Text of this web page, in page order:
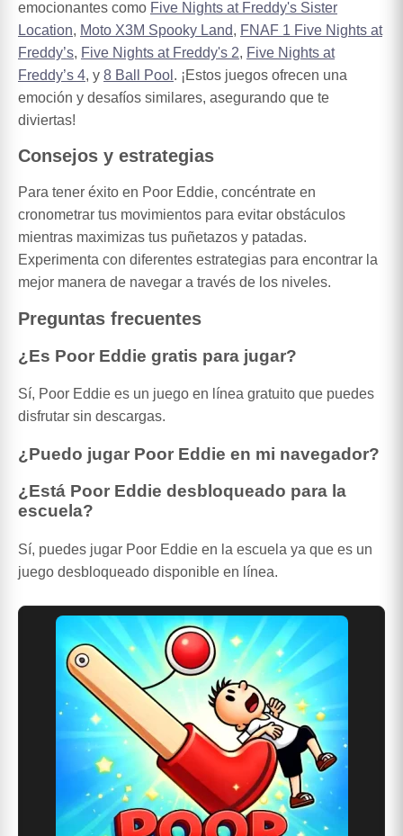
emocionantes como Five Nights at Freddy's Sister
Location, Moto X3M Spooky Land, FNAF 1 Five Nights at
Freddy’s, Five Nights at Freddy's 2, Five Nights at
Freddy’s 4, y 8 Ball Pool . ¡Estos juegos ofrecen una
emoción y desafíos similares, asegurando que te
diviertas!
Consejos y estrategias
Para tener éxito en Poor Eddie, concéntrate en
cronometrar tus movimientos para evitar obstáculos
mientras maximizas tus puñetazos y patadas.
Experimenta con diferentes estrategias para encontrar la
mejor manera de navegar a través de los niveles.
Preguntas frecuentes
¿Es Poor Eddie gratis para jugar?
Sí, Poor Eddie es un juego en línea gratuito que puedes
disfrutar sin descargas.
¿Puedo jugar Poor Eddie en mi navegador?
¿Está Poor Eddie desbloqueado para la
escuela?
Sí, puedes jugar Poor Eddie en la escuela ya que es un
juego desbloqueado disponible en línea.